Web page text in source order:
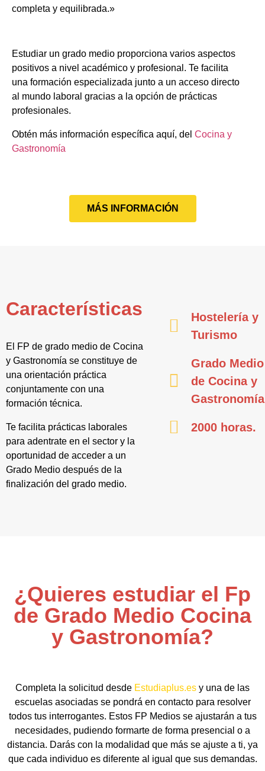
completa y equilibrada.»
Estudiar un grado medio proporciona varios aspectos
positivos a nivel académico y profesional. Te facilita
una formación especializada junto a un acceso directo
al mundo laboral gracias a la opción de prácticas
profesionales.
Obtén más información específica aquí, del Cocina y
Gastronomía
MÁS INFORMACIÓN
Características
El FP de grado medio de Cocina
y Gastronomía se constituye de
una orientación práctica
conjuntamente con una
formación técnica.
Te facilita prácticas laborales
para adentrate en el sector y la
oportunidad de acceder a un
Grado Medio después de la
finalización del grado medio.
Hostelería y
Turismo
Grado Medio
de Cocina y
Gastronomía
2000 horas.
¿Quieres estudiar el Fp
de Grado Medio Cocina
y Gastronomía?
Completa la solicitud desde Estudiaplus.es y una de las
escuelas asociadas se pondrá en contacto para resolver
todos tus interrogantes. Estos FP Medios se ajustarán a tus
necesidades, pudiendo formarte de forma presencial o a
distancia. Darás con la modalidad que más se ajuste a ti, ya
que cada individuo es diferente al igual que sus demandas.